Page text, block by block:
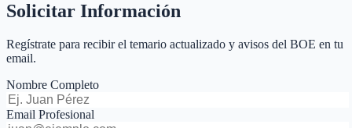
Solicitar Información
Regístrate para recibir el temario actualizado y avisos del BOE en tu
email.
Nombre Completo
Email Profesional